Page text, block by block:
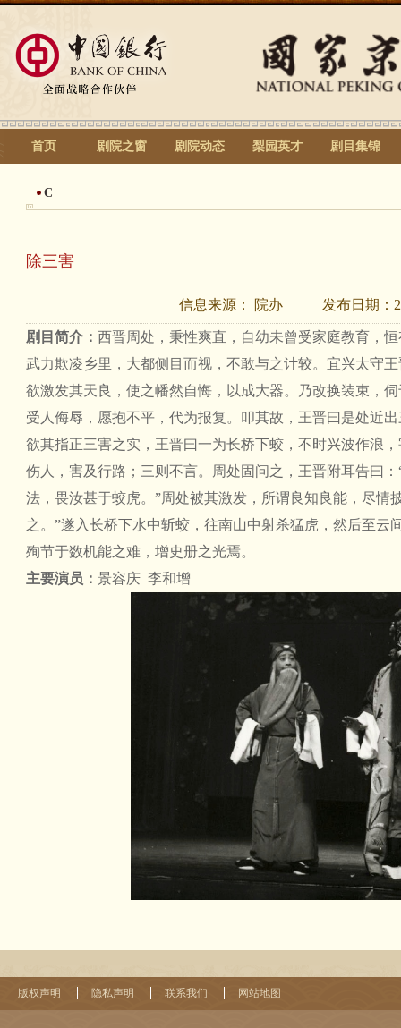
首页 剧院之窗 剧院动态 梨园英才 剧目集锦
C
除三害
信息来源： 院办 发布日期：
剧目简介： 西晋周处，秉性爽直，自幼未曾受家庭教育，
武力欺凌乡里，大都侧目而视，不敢与之计较。宜兴太守
欲激发其天良，使之幡然自悔，以成大器。乃改换装束，
受人侮辱，愿抱不平，代为报复。叩其故，王晋曰是处近
欲其指正三害之实，王晋曰一为长桥下蛟，不时兴波作浪
伤人，害及行路；三则不言。周处固问之，王晋附耳告曰
法，畏汝甚于蛟虎。”周处被其激发，所谓良知良能，尽情
之。”遂入长桥下水中斩蛟，往南山中射杀猛虎，然后至云
殉节于数机能之难，增史册之光焉。
主要演员： 景容庆 李和增
版权声明 隐私声明 联系我们 网站地图